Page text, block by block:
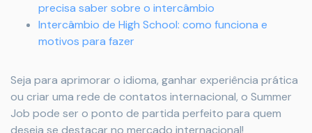
precisa saber sobre o intercâmbio
Intercâmbio de High School: como funciona e
motivos para fazer
Seja para aprimorar o idioma, ganhar experiência prática
ou criar uma rede de contatos internacional, o Summer
Job pode ser o ponto de partida perfeito para quem
deseja se destacar no mercado internacional!